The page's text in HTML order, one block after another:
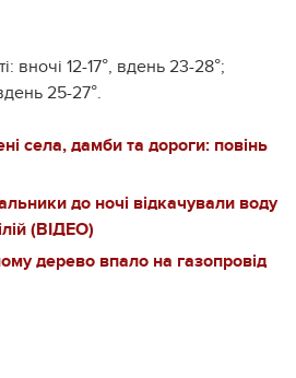
вночі 12-17°, вдень 23-28°;
25-27°.
села, дамби та дороги: повінь
до ночі відкачували воду
(ВІДЕО)
дерево впало на газопровід